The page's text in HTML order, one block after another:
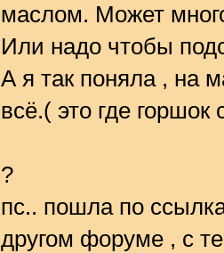
маслом. Может
Или надо чтобы
А я так поняла , на
всё.( это где
?
пс.. пошла по
другом форуме , с